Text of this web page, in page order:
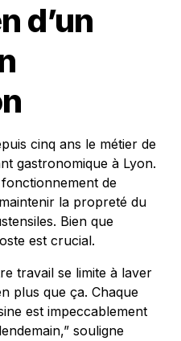
d’un
cinq ans le métier de
gastronomique à Lyon.
de
la propreté du
Bien que
est crucial.
travail se limite à laver
plus que ça. Chaque
est impeccablement
souligne